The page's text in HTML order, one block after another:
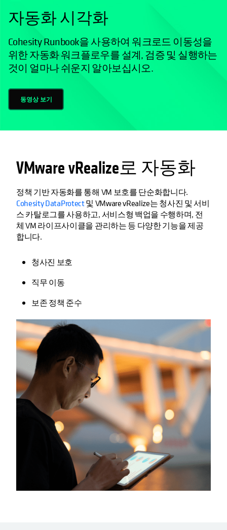
자동화 시각화
Cohesity Runbook을 사용하여 워크로드 이동성을
위한 자동화 워크플로우를 설계, 검증 및 실행하는
것이 얼마나 쉬운지 알아보십시오.
동영상 보기
VMware vRealize로 자동화
정책 기반 자동화를 통해 VM 보호를 단순화합니다.
Cohesity DataProtect및 VMware vRealize는 청사진 및 서비
스 카탈로그를 사용하고, 서비스형 백업을 수행하며, 전
체 VM 라이프사이클을 관리하는 등 다양한 기능을 제공
합니다.
청사진 보호
직무 이동
보존 정책 준수